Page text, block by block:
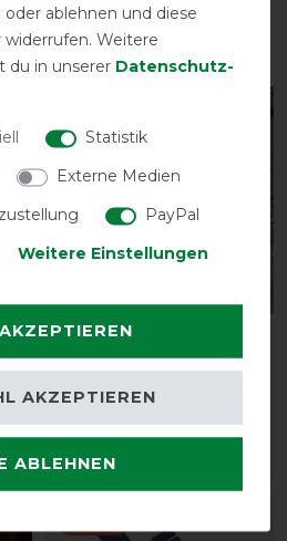
dich auch
Back on Track Cooler-
Decke Sienna
vorher 145,90 €
ARTIKEL MERKEN
ablehnen und diese
Weitere
du in unserer Daten­schutz­
Statistik
Externe Medien
PayPal
Weitere Einstellungen
ABLEHNEN
AKZEPTIEREN